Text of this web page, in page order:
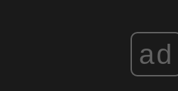
ad